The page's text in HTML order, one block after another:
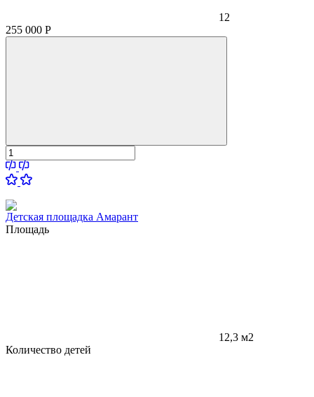
12
255 000 Р
Детская площадка Амарант
Площадь
12,3 м2
Количество детей